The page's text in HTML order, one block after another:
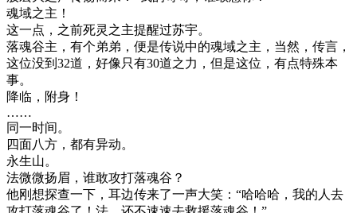
魂域之主！
这一点，之前死灵之主提醒过苏宇。
落魂谷主，有个弟弟，便是传说中的魂域之主，当然，传言，
这位没到32道，好像只有30道之力，但是这位，有点特殊本
事。
降临，附身！
……
同一时间。
四面八方，都有异动。
永生山。
法微微扬眉，谁敢攻打落魂谷？
他刚想探查一下，耳边传来了一声大笑：“哈哈哈，我的人去